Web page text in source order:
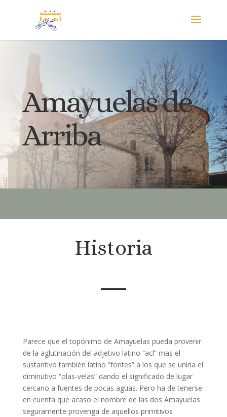
Amayuelas de
Arriba
Historia
Parece que el topónimo de Amayuelas pueda provenir
de la aglutinación del adjetivo latino “acl” mas el
sustantivo también latino “fontes” a los que se uniría el
diminutivo “olas-velas” dando el significado de lugar
cercano a fuentes de pocas aguas. Pero ha de tenerse
en cuenta que acaso el nombre de las dos Amayuelas
seguramente provenga de aquellos primitivos